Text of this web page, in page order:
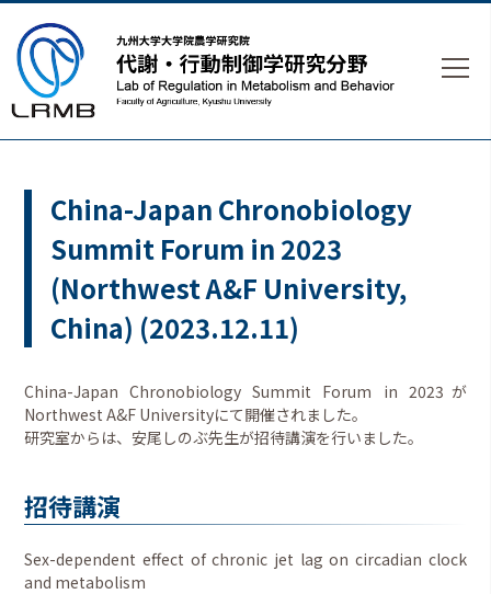
China-Japan Chronobiology
Summit Forum in 2023
(Northwest A&F University,
China) (2023.12.11)
China-Japan Chronobiology Summit Forum in 2023が
Northwest A&F Universityにて開催されました。
研究室からは、安尾しのぶ先生が招待講演を行いました。
招待講演
Sex-dependent effect of chronic jet lag on circadian clock
and metabolism